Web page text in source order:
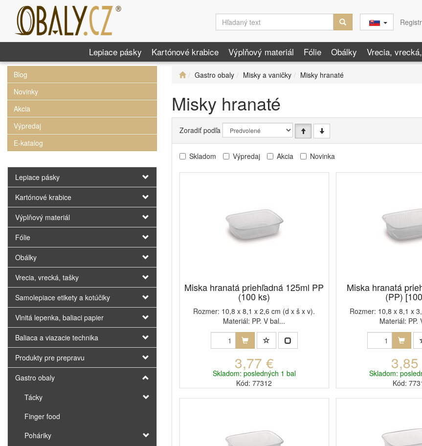
Lepiace pásky Kartónové krabice Výplňový materiál Fólie Obálky Vrecia,
Blog
Novinky
Akcia
Výpredaj
E-katalog
Lepiace pásky
Kartónové krabice
Výplňový materiál
Fólie
Obálky
Vrecia, vrecká, tašky
Samolepiace etikety a kotúčiky
Vlnitá lepenka, baliaci papier
Baliaca a viazacie technika
Produkty pre prepravu
Gastro obaly
Tácky
Finger food
Poháriky
Gastro obaly Misky a vaničky Misky hranaté
Misky hranaté
Zoradiť podľa
Skladom Výpredaj Akcia Novinka
Miska hranatá priehľadná 125ml PP
(100 ks)
Rozmer: 10,8 x 8,1 x 2,6 cm (d x š x v).
Materiál: PP. V bal...
3,77 €
Skladom: posledných 1 bal
Kód: 77312
Miska hranatá
(PP)
Rozmer: 10,8 x 8,1 x
Materiál: PP.
Skladom:
Kód: